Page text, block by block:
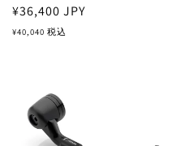
通
常
¥36,400 JPY
¥40,040 税込